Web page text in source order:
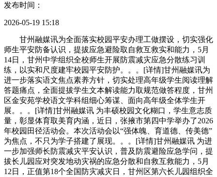
发布时间：
2026-05-19 15:18
甘州融媒讯为全面落实校园平安办理工做摆设，切实强化
师生平安防备认识，提拔应急避险取自救互救实和能力，5月
14日，甘州中学组织全校师生开展防震减灾应急分散练习训
练，以实和尺度建牢校园平安防护。。。[详情]甘州融媒讯为
进一步落实语文焦点素养方针，切实处理高年级学生阅读理解
答题痛点，全面提拔学生文本解读能力取规范做答程度，甘州
区金安苑学校语文学科组细心筹谋、面向高年级全体学生开
展。。。[详情]甘州融媒讯 为丰硕校园文化糊口，学生意志质
量，彰显体育取美育内涵，近日，张掖市第四中学举办了2026
年校园田径活动会。本次活动会以“强体魄、育道德、传美德”
为焦点，不只为学子搭建了展现。。。[详情]甘州融媒讯 为进
一步加强师长防震减灾平安认识，普及防震避险应急学问，提
拔长儿园应对突发地动灾祸的应急分散和自救互救能力，5月
12日，正值第18个全国防灾减灾日，甘州区第六长儿园组织全